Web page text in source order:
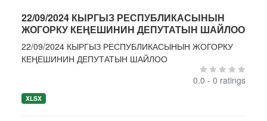
22/09/2024 КЫРГЫЗ РЕСПУБЛИКАСЫНЫН
ЖОГОРКУ КЕҢЕШИНИН ДЕПУТАТЫН ШАЙЛОО
22/09/2024 КЫРГЫЗ РЕСПУБЛИКАСЫНЫН ЖОГОРКУ
КЕҢЕШИНИН ДЕПУТАТЫН ШАЙЛОО
0.0 - 0 ratings
XLSX